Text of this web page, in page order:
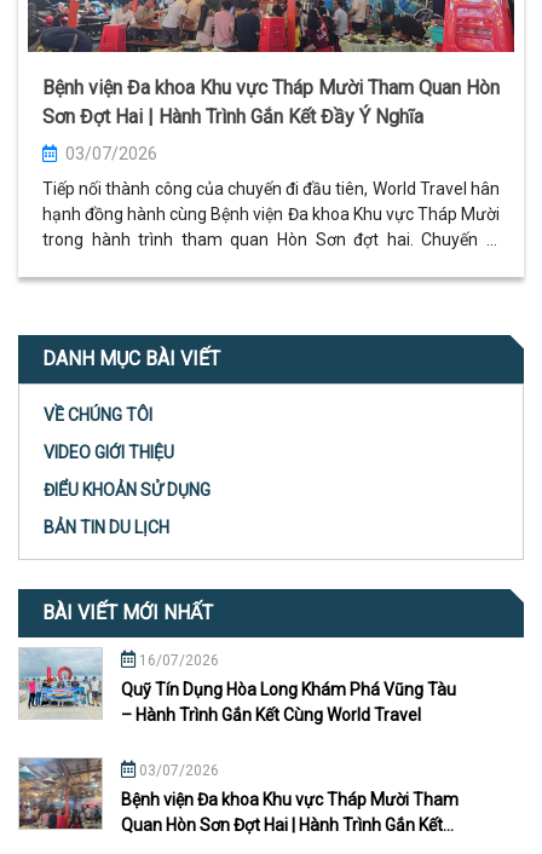
Bệnh viện Đa khoa Khu vực Tháp Mười Tham Quan Hòn
Sơn Đợt Hai | Hành Trình Gắn Kết Đầy Ý Nghĩa
03/07/2026
Tiếp nối thành công của chuyến đi đầu tiên, World Travel hân
hạnh đồng hành cùng Bệnh viện Đa khoa Khu vực Tháp Mười
trong hành trình tham quan Hòn Sơn đợt hai. Chuyến đi
DANH MỤC BÀI VIẾT
VỀ CHÚNG TÔI
VIDEO GIỚI THIỆU
ĐIỂU KHOẢN SỬ DỤNG
BẢN TIN DU LỊCH
BÀI VIẾT MỚI NHẤT
16/07/2026
Quỹ Tín Dụng Hòa Long Khám Phá Vũng Tàu
– Hành Trình Gắn Kết Cùng World Travel
03/07/2026
Bệnh viện Đa khoa Khu vực Tháp Mười Tham
Quan Hòn Sơn Đợt Hai | Hành Trình Gắn Kết